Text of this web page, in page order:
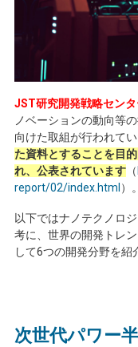
JST研究開発戦略センタ
ノベーションの動向等
向けた取組が行われてい
た資料とすることを目
れ、公表されています（
report/02/index.html ）。
以下ではナノテクノロ
考に、世界の開発トレ
して6つの開発分野を紹
次世代パワー